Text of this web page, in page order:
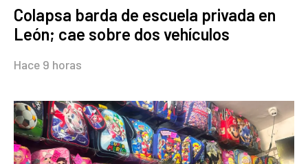
Colapsa barda de escuela privada en
León; cae sobre dos vehículos
Hace 9 horas